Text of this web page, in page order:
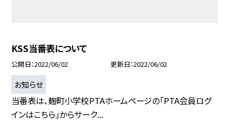
KSS当番表について
公開日 2022/06/02 更新日 2022/06/02
お知らせ
当番表は、麹町小学校PTAホームページの「PTA会員ログ
インはこちら」からサーク...